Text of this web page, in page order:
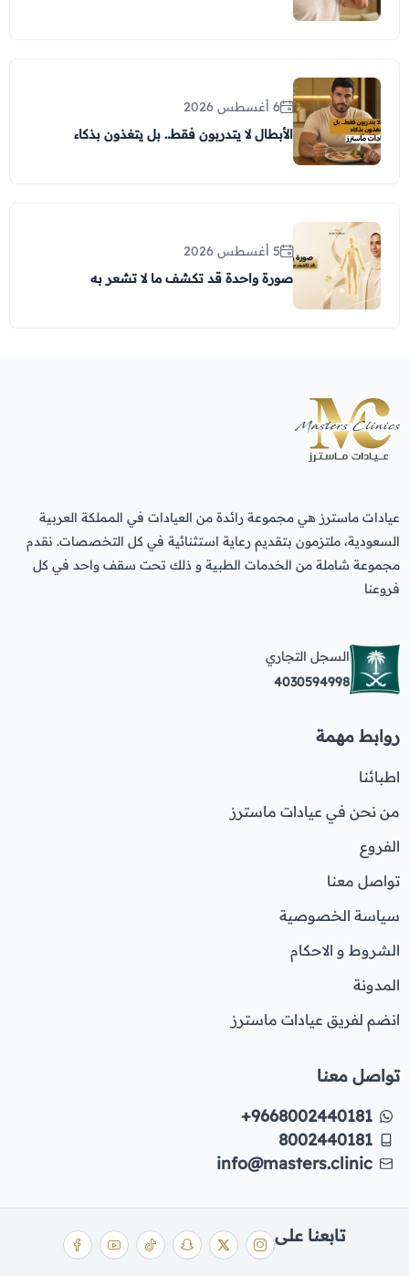
6 أغسطس 2026
الأبطال لا يتدربون فقط.. بل يتغذون بذكاء
5 أغسطس 2026
صورة واحدة قد تكشف ما لا تشعر به
عيادات ماسترز هي مجموعة رائدة من العيادات في المملكة العربية
السعودية، ملتزمون بتقديم رعاية استثنائية في كل التخصصات. نقدم
مجموعة شاملة من الخدمات الطبية و ذلك تحت سقف واحد في كل
فروعنا
السجل التجاري
4030594998
روابط مهمة
اطبائنا
من نحن في عيادات ماسترز
الفروع
تواصل معنا
سياسة الخصوصية
الشروط و الاحكام
المدونة
انضم لفريق عيادات ماسترز
تواصل معنا
+9668002440181
8002440181
info@masters.clinic
تابعنا على